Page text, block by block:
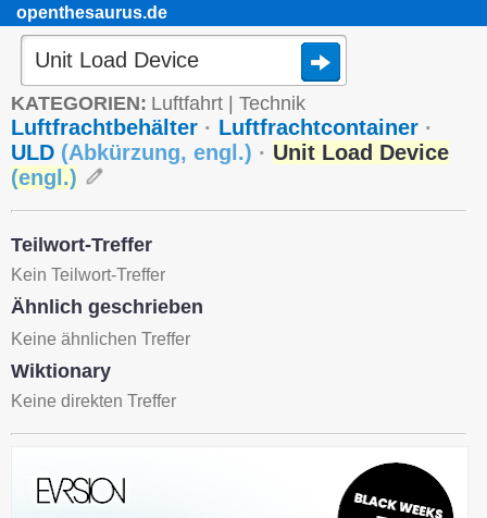
openthesaurus.de
KATEGORIEN: Luftfahrt Technik
Luftfrachtbehälter · Luftfrachtcontainer ·
ULD (Abkürzung, engl.) · Unit Load Device
(engl.)
Teilwort-Treffer
Kein Teilwort-Treffer
Ähnlich geschrieben
Keine ähnlichen Treffer
Wiktionary
Keine direkten Treffer